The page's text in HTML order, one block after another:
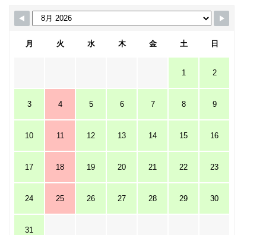
月 火 水 木 金 土 日
1 2
3 4 5 6 7 8 9
10 11 12 13 14 15 16
17 18 19 20 21 22 23
24 25 26 27 28 29 30
31